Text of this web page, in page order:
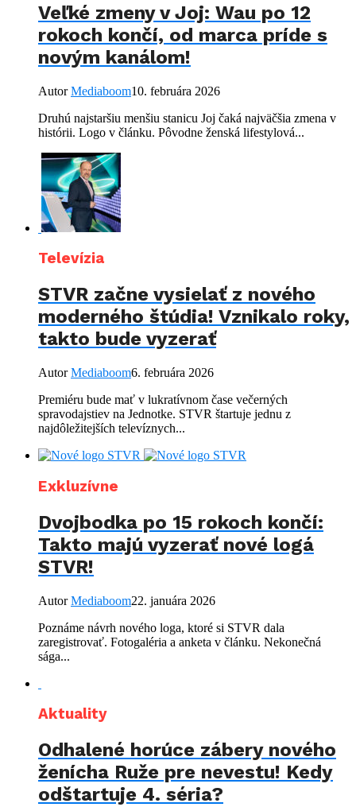
Veľké zmeny v Joj: Wau po 12
rokoch končí, od marca príde s
novým kanálom!
AutorMediaboom10. februára 2026
Druhú najstaršiu menšiu stanicu Joj čaká najväčšia zmena v
histórii. Logo v článku. Pôvodne ženská lifestylová...
Televízia
STVR začne vysielať z nového
moderného štúdia! Vznikalo roky,
takto bude vyzerať
AutorMediaboom6. februára 2026
Premiéru bude mať v lukratívnom čase večerných
spravodajstiev na Jednotke. STVR štartuje jednu z
najdôležitejších televíznych...
Exkluzívne
Dvojbodka po 15 rokoch končí:
Takto majú vyzerať nové logá
STVR!
AutorMediaboom22. januára 2026
Poznáme návrh nového loga, ktoré si STVR dala
zaregistrovať. Fotogaléria a anketa v článku. Nekonečná
sága...
Aktuality
Odhalené horúce zábery nového
ženícha Ruže pre nevestu! Kedy
odštartuje 4. séria?